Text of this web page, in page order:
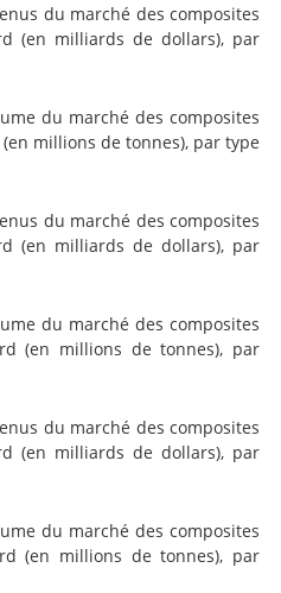
du marché des composites
(en milliards de dollars), par
du marché des composites
millions de tonnes), par type
du marché des composites
(en milliards de dollars), par
du marché des composites
(en millions de tonnes), par
du marché des composites
(en milliards de dollars), par
du marché des composites
(en millions de tonnes), par